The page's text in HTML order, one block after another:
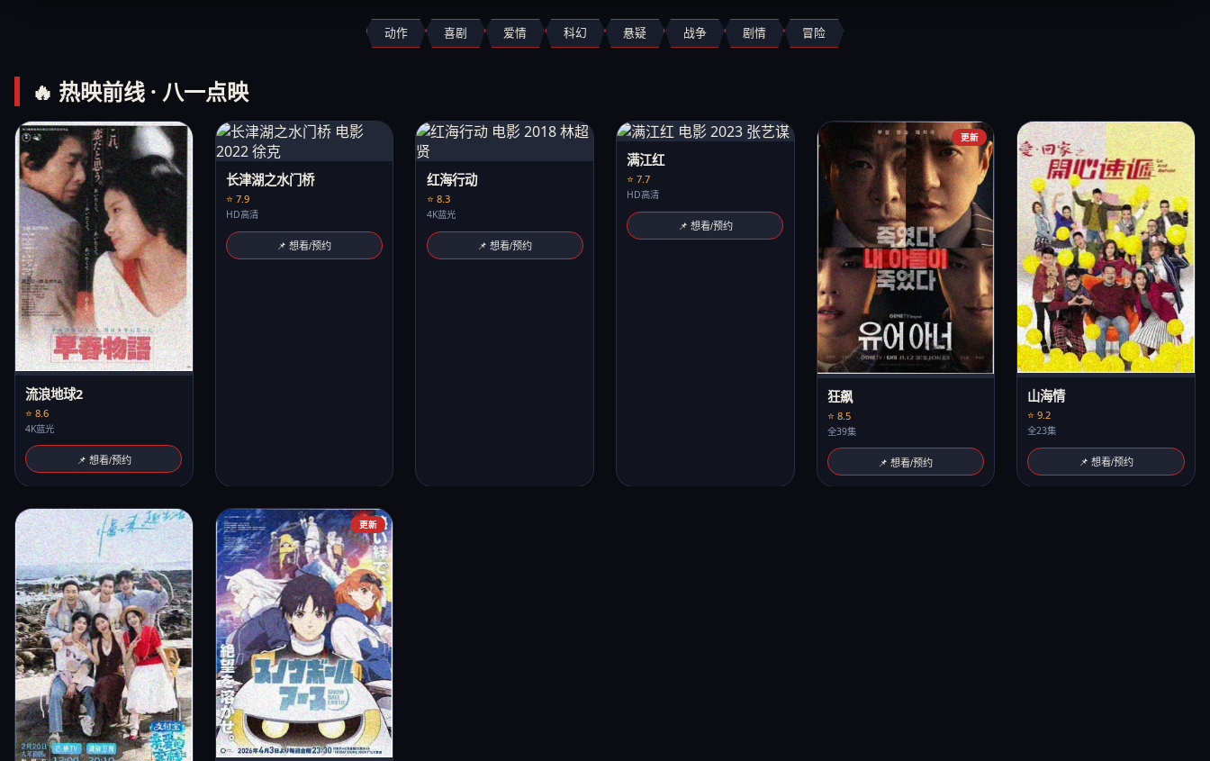
动作 喜剧 爱情 科幻 悬疑 战争 剧情 冒险
🔥 热映前线 · 八一点映
流浪地球2
⭐ 8.6
4K蓝光
📌 想看/预约
长津湖之水门桥
⭐ 7.9
HD高清
📌 想看/预约
红海行动
⭐ 8.3
4K蓝光
📌 想看/预约
满江红
⭐ 7.7
HD高清
📌 想看/预约
更新
狂飙
⭐ 8.5
全39集
📌 想看/预约
山海情
⭐ 9.2
全23集
📌 想看/预约
更新